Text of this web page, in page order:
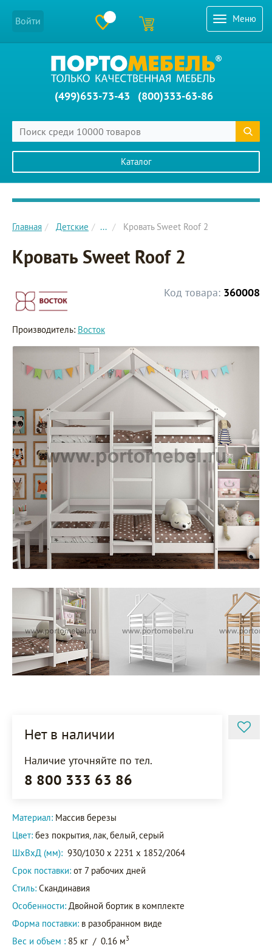
Меню
Войти
(499)653-73-43 (800)333-63-86
Каталог
Главное меню сайта
Главная Детские ... Кровать Sweet Roof 2
Кровать Sweet Roof 2
Код товара: 360008
Производитель: Восток
Нет в наличии
Наличие уточняйте по тел.
8 800 333 63 86
Материал: Массив березы
Цвет: без покрытия, лак, белый, серый
ШxВxД (мм): 930/1030 x 2231 x 1852/2064
Срок поставки: от 7 рабочих дней
Стиль: Скандинавия
Особенности: Двойной бортик в комплекте
Форма поставки: в разобранном виде
Вес и объем : 85 кг / 0.16 м3